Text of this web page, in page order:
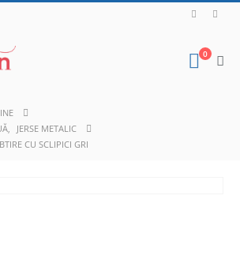
0
,
JERSE METALIC
CU SCLIPICI GRI